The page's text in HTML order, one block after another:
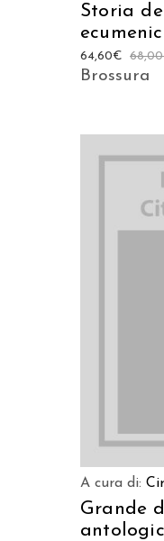
Storia
68,00
64,60€
Brossura
A cura di:
Grande